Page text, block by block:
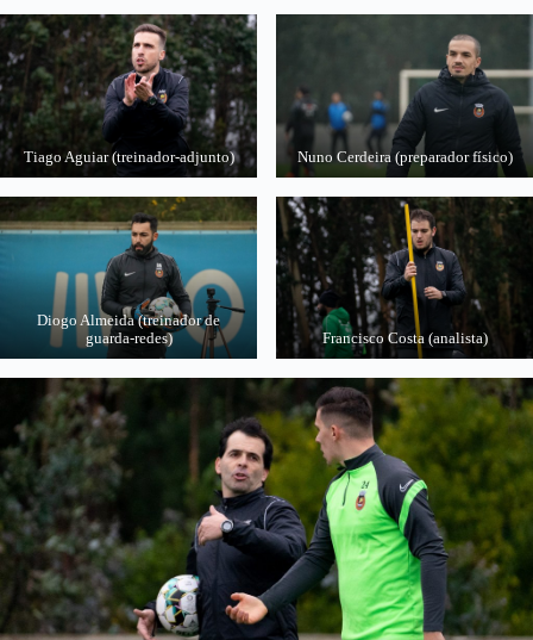
Tiago Aguiar (treinador-adjunto) Nuno Cerdeira (preparador físico)
Diogo Almeida (treinador de
guarda-redes)
Francisco Costa (analista)